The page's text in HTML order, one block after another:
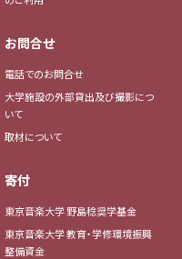
お問合せ
電話でのお問合せ
大学施設の外部貸出及び撮影につ
いて
取材について
寄付
東京音楽大学 野島稔奨学基金
東京音楽大学 教育・学修環境振興
整備資金